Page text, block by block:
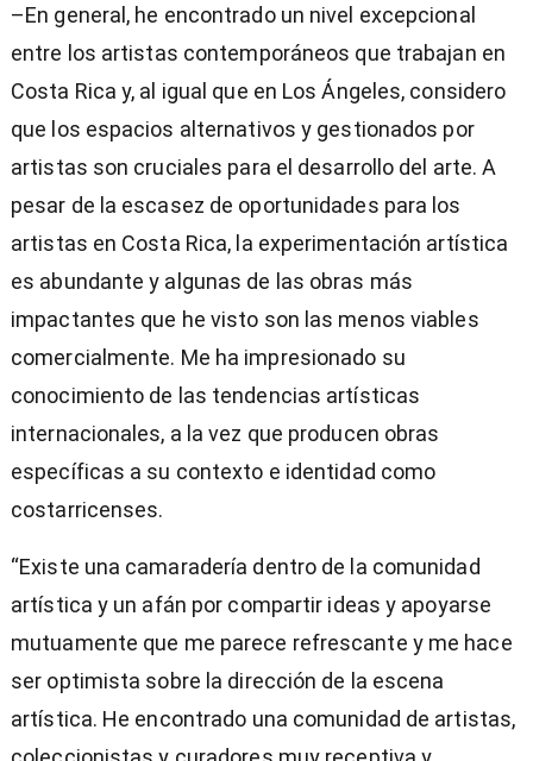
–En general, he encontrado un nivel excepcional
entre los artistas contemporáneos que trabajan en
Costa Rica y, al igual que en Los Ángeles, considero
que los espacios alternativos y gestionados por
artistas son cruciales para el desarrollo del arte. A
pesar de la escasez de oportunidades para los
artistas en Costa Rica, la experimentación artística
es abundante y algunas de las obras más
impactantes que he visto son las menos viables
comercialmente. Me ha impresionado su
conocimiento de las tendencias artísticas
internacionales, a la vez que producen obras
específicas a su contexto e identidad como
costarricenses.
“Existe una camaradería dentro de la comunidad
artística y un afán por compartir ideas y apoyarse
mutuamente que me parece refrescante y me hace
ser optimista sobre la dirección de la escena
artística. He encontrado una comunidad de artistas,